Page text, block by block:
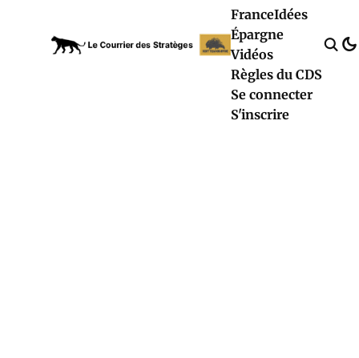
FranceIdées
Épargne
Vidéos
Règles du CDS
Se connecter
S'inscrire